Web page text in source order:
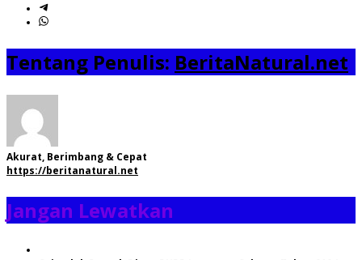
Tentang Penulis: BeritaNatural.net
Akurat, Berimbang & Cepat
https://beritanatural.net
Jangan Lewatkan